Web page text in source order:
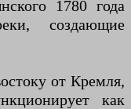
1780 года
создающие
от Кремля,
как